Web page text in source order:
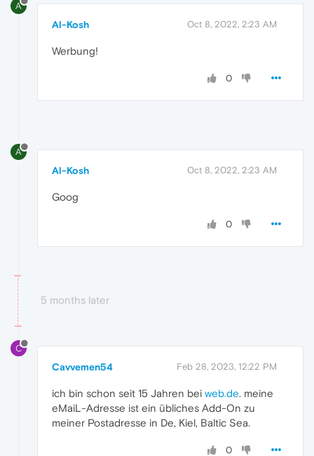
A
Al-Kosh Oct 8, 2022, 2:23 AM
Werbung!
0
A
Al-Kosh Oct 8, 2022, 2:23 AM
Goog
0
5 months later
C
Cavvemen54 Feb 28, 2023, 12:22 PM
ich bin schon seit 15 Jahren bei web.de. meine
eMaiL-Adresse ist ein übliches Add-On zu
meiner Postadresse in De, Kiel, Baltic Sea.
0